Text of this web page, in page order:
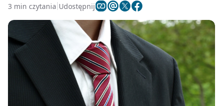
3 min czytania Udostępnij